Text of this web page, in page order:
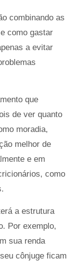
combinando as
como gastar
a evitar
que
de ver quanto
moradia,
melhor de
e em
como
a estrutura
Por exemplo,
sua renda
cônjuge ficam